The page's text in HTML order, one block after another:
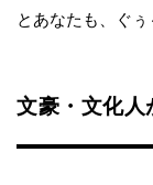
とあなたも、ぐ
文豪・文化人